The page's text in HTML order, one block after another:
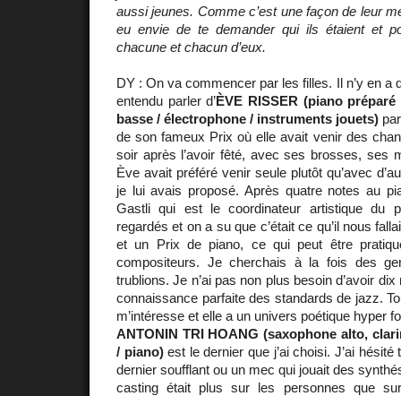
aussi jeunes. Comme c’est une façon de leur
eu envie de te demander qui ils étaient et
chacune et chacun d’eux.
DY : On va commencer par les filles. Il n’y en a
entendu parler d’ÈVE RISSER (piano
basse / électrophone / instruments jouets)
de son fameux Prix où elle avait venir des
soir après l’avoir fêté, avec ses brosses, ses
Ève avait préféré venir seule plutôt qu’avec
je lui avais proposé. Après quatre notes au
Gastli qui est le coordinateur artistique du
regardés et on a su que c’était ce qu’il nous
et un Prix de piano, ce qui peut être
compositeurs. Je cherchais à la fois des
trublions. Je n’ai pas non plus besoin d’avoir
connaissance parfaite des standards de jazz.
m’intéresse et elle a un univers poétique hyper
ANTONIN TRI HOANG (saxophone alto,
/ piano)est le dernier que j’ai choisi. J’ai
dernier soufflant ou un mec qui jouait des
casting était plus sur les personnes que sur